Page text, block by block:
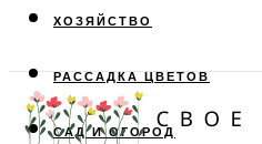
ХОЗЯЙСТВО
РАССАДКА ЦВЕТОВ
САД И ОГОРОД